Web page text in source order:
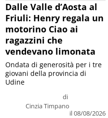
Dalle Valle d’Aosta al
Friuli: Henry regala un
motorino Ciao ai
ragazzini che
vendevano limonata
di
Cinzia Timpano
il 08/08/2026
Ondata di generosità per i tre
giovani della provincia di
Udine